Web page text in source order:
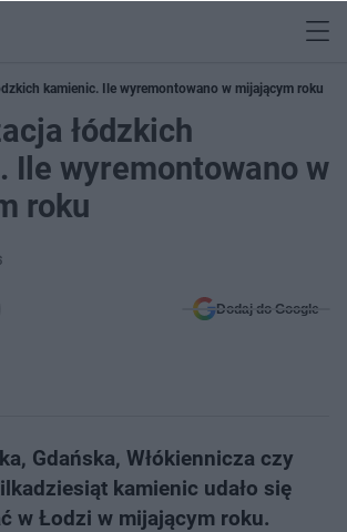
kamienic. Ile wyremontowano w mijającym roku
łódzkich
Ile wyremontowano w
roku
Dodaj do Google
Gdańska, Włókiennicza czy
kamienic udało się
w Łodzi w mijającym roku.